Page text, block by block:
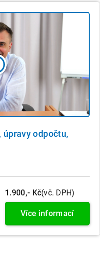
úpravy odpočtu,
1.900,- Kč(vč. DPH)
Více informací